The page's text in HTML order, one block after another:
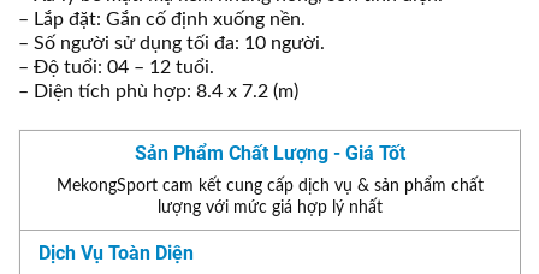
– Lắp đặt: Gắn cố định xuống nền.
– Số người sử dụng tối đa: 10 người.
– Độ tuổi: 04 – 12 tuổi.
– Diện tích phù hợp: 8.4 x 7.2 (m)
Sản Phẩm Chất Lượng - Giá Tốt
MekongSport cam kết cung cấp dịch vụ & sản phẩm chất
lượng với mức giá hợp lý nhất
Dịch Vụ Toàn Diện